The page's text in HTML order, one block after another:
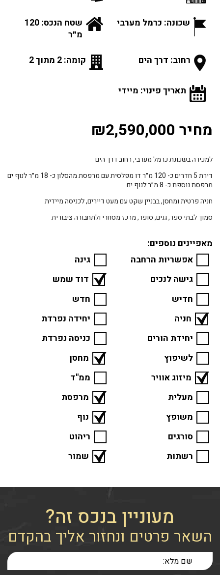
שכונה: כרמל מערבי
שטח הנכס: 120
מ״ר
רחוב: דרך הים קומה: 2 מתוך 2
תאריך פינוי: מיידי
מחיר ₪2,590,000
למכירה בשכונת כרמל מערבי, רחוב דרך הים
דירת 5 חדרים כ- 120 מ״ר דו מפלסית עם מרפסת מהסלון כ- 18 מ״ר לנוף ים
מרפסת נוספת כ- 8 מ״ר לנוף ים
חניה פרטית ומחסן, בבניין שקט עם מעט דיירים, לכניסה מיידית
סמוך לבתי ספר, גנים, סופר, מרכז מסחרי ולתחבורה ציבורית
מאפיינים נוספים:
אפשריות הרחבה
גינה
גישה לנכים
דוד שמש
חדיש
חדש
חניה
יחידה נפרדת
יחידת הורים
כניסה נפרדת
לשיפוץ
מחסן
מיזוג אוויר
ממ"ד
מעלית
מרפסת
משופץ
נוף
סורגים
ריהוט
רשתות
שמור
מעוניין בנכס זה?
השאר פרטים ונחזור אליך בהקדם